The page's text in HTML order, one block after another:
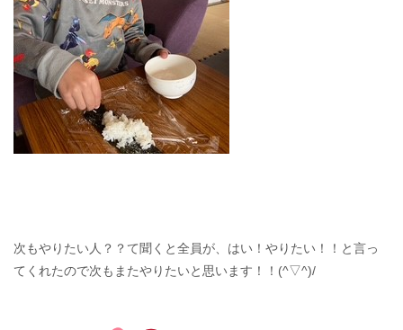
次もやりたい人？？て聞くと全員が、はい！やりたい！！と言っ
てくれたので次もまたやりたいと思います！！(^▽^)/